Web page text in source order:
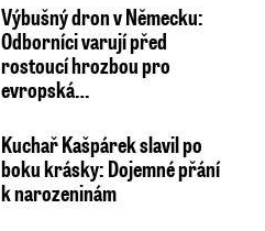
Výbušný dron v Německu:
Odborníci varují před
rostoucí hrozbou pro
evropská…
Kuchař Kašpárek slavil po
boku krásky: Dojemné přání
k narozeninám